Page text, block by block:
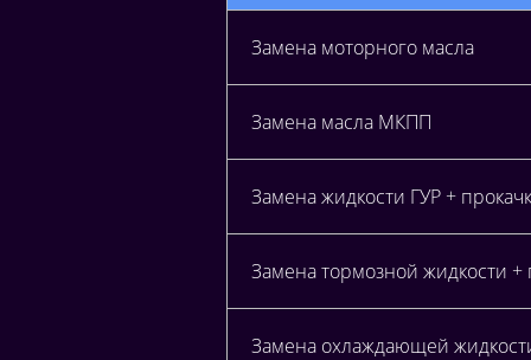
Замена моторного масла
Замена масла МКПП
Замена жидкости ГУР +
Замена тормозной жидкости
Замена охлаждающей